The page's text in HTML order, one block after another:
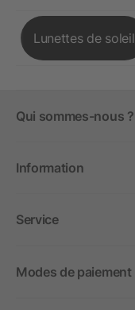
Lunettes de soleil
Qui sommes-nous ?
Information
Service
Modes de paiement